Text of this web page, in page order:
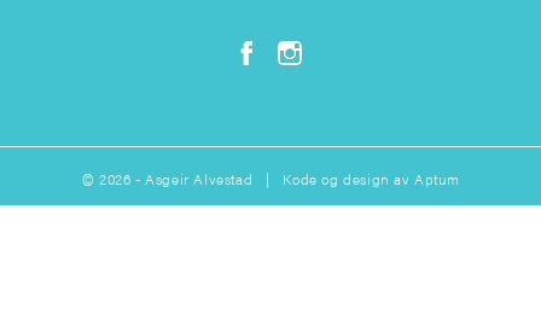
© 2026 - Asgeir Alvestad | Kode og design avAptum